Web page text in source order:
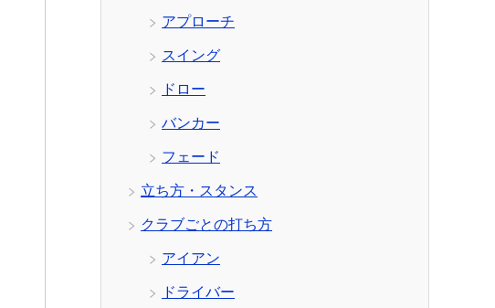
アプローチ
スイング
ドロー
バンカー
フェード
立ち方・スタンス
クラブごとの打ち方
アイアン
ドライバー